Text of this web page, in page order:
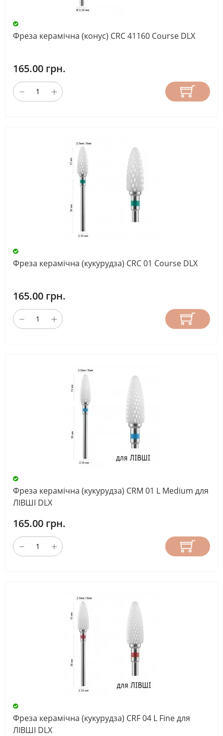
Фреза керамічна (конус) CRC 41160 Course DLX
165.00 грн.
Фреза керамічна (кукурудза) CRC 01 Course DLX
165.00 грн.
Фреза керамічна (кукурудза) CRM 01 L Medium для
ЛІВШІ DLX
165.00 грн.
Фреза керамічна (кукурудза) CRF 04 L Fine для
ЛІВШІ DLX